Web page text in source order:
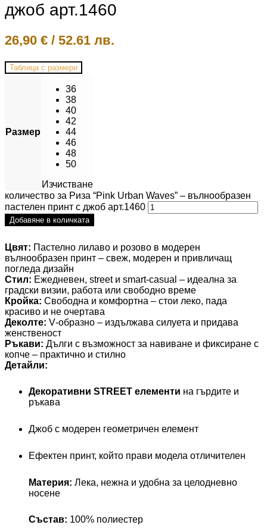
джоб арт.1460
26,90 € / 52.61 лв.
Таблица с размери
Размер
36
38
40
42
44
46
48
50
Изчистване
количество за Риза “Pink Urban Waves” – вълнообразен
пастелен принт с джоб арт.1460
Добавяне в количката
Цвят: Пастелно лилаво и розово в модерен
вълнообразен принт – свеж, модерен и привличащ
погледа дизайн
Стил: Ежедневен, street и smart‑casual – идеална за
градски визии, работа или свободно време
Кройка: Свободна и комфортна – стои леко, пада
красиво и не очертава
Деколте: V‑образно – издължава силуета и придава
женственост
Ръкави: Дълги с възможност за навиване и фиксиране с
копче – практично и стилно
Детайли:
Декоративни STREET елементи на гърдите и
ръкава
Джоб с модерен геометричен елемент
Ефектен принт, който прави модела отличителен
Материя: Лека, нежна и удобна за целодневно
носене
Състав: 100% полиестер